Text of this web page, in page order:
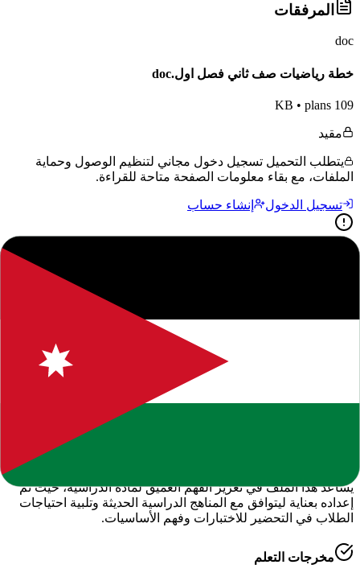
المرفقات
doc
خطة رياضيات صف ثاني فصل اول.doc
109 KB
• plans
مقيد
يتطلب التحميل تسجيل دخول مجاني لتنظيم الوصول وحماية
الملفات، مع بقاء معلومات الصفحة متاحة للقراءة.
تسجيل الدخول إنشاء حساب
المحتوى التعليمي متاح للاستخدام الشخصي والتعليمي فقط.
حول هذا المحتوى التعليمي
يقدم لكم موقعنا هذا المحتوى المتميز بعنوان
خطة وتحليل محتوى
لمادة الرياضيات الصف الثاني فصل اول
، وهو جزء من الموارد التعليمية الشاملة التي
2026-2027
يساعد هذا الملف في تعزيز الفهم العميق لمادةالدراسية، حيث تم
إعداده بعناية ليتوافق مع المناهج الدراسية الحديثة وتلبية احتياجات
الطلاب في التحضير للاختبارات وفهم الأساسيات.
مخرجات التعلم